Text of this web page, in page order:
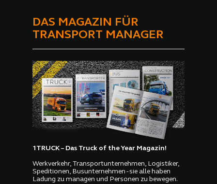
DAS MAGAZIN FÜR
TRANSPORT MANAGER
1TRUCK – Das Truck of the Year Magazin!
Werkverkehr, Transportunternehmen, Logistiker,
Speditionen, Busunternehmen - sie alle haben
Ladung zu managen und Personen zu bewegen.